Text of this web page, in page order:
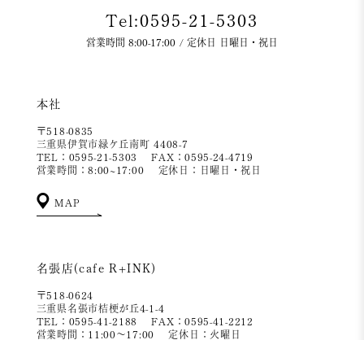
Tel:0595-21-5303
営業時間 8:00-17:00 / 定休日 日曜日・祝日
本社
〒518-0835
三重県伊賀市緑ケ丘南町 4408-7
TEL：0595-21-5303
FAX：0595-24-4719
営業時間：8:00~17:00
定休日：日曜日・祝日
MAP
名張店(cafe R+INK)
〒518-0624
三重県名張市桔梗が丘4-1-4
TEL：0595-41-2188
FAX：0595-41-2212
営業時間：11:00～17:00
定休日：火曜日